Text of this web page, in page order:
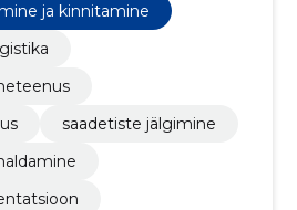
ja kinnitamine
saadetiste jälgimine